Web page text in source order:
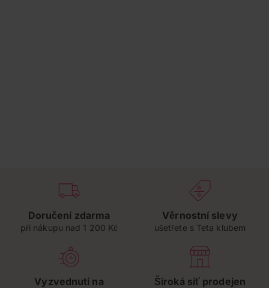
Doručení zdarma
při nákupu nad 1 200 Kč
Věrnostní slevy
ušetřete s Teta klubem
Vyzvednutí na
Široká síť prodejen